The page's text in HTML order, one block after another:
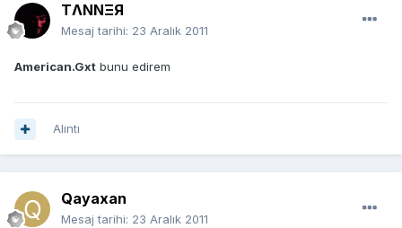
TΛNNΞЯ
Mesaj tarihi: 23 Aralık 2011
American.Gxt bunu edirem
Alıntı
Qayaxan
Mesaj tarihi: 23 Aralık 2011